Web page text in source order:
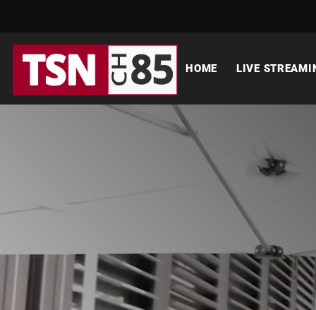
HOME LIVE